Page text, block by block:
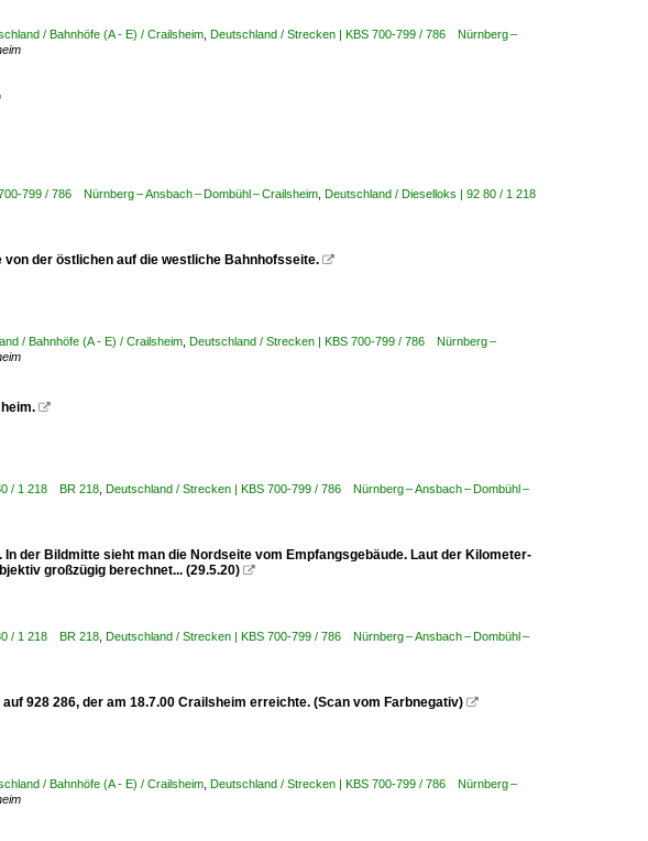
/ Bahnhöfe (A - E) / Crailsheim Deutschland / Strecken | KBS 700-799 / 786 Nürnberg –
799 / 786 Nürnberg – Ansbach – Dombühl – Crailsheim Deutschland / Dieselloks | 92 80 / 1 218
der östlichen auf die westliche Bahnhofsseite. 
/ Bahnhöfe (A - E) / Crailsheim Deutschland / Strecken | KBS 700-799 / 786 Nürnberg –

/ 1 218 BR 218 Deutschland / Strecken | KBS 700-799 / 786 Nürnberg – Ansbach – Dombühl –
der Bildmitte sieht man die Nordseite vom Empfangsgebäude. Laut der Kilometer-
großzügig berechnet... (29.5.20) 
/ 1 218 BR 218 Deutschland / Strecken | KBS 700-799 / 786 Nürnberg – Ansbach – Dombühl –
928 286, der am 18.7.00 Crailsheim erreichte. (Scan vom Farbnegativ) 
/ Bahnhöfe (A - E) / Crailsheim Deutschland / Strecken | KBS 700-799 / 786 Nürnberg –